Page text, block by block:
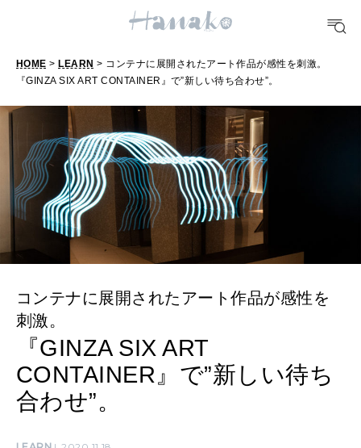
どこ行く？
FORTUNE
明日のわたし
[12星座別] Weekly Holoscope
[12星座別] Monthly Love Holoscope
女神まり愛のタロットメッセージ
算命学がわかる今月のあなた
HEALTH
自分にやさしく
LEARN
MAMA
HOME > LEARN > コンテナに展開されたアート作品が感性を刺激。
『GINZA SIX ART CONTAINER』で”新しい待ち合わせ”。
コンテナに展開されたアート作品が感性を
刺激。
『GINZA SIX ART
CONTAINER』で”新しい待ち
合わせ”。